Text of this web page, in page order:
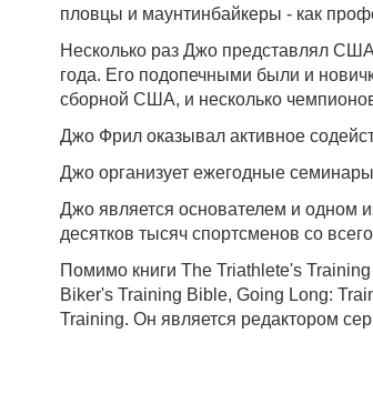
пловцы и маунтинбайкеры - как
Несколько раз Джо представлял
года. Его подопечными были и
сборной США, и несколько
Джо Фрил оказывал активное
Джо организует ежегодные
Джо является основателем и одном
десятков тысяч спортсменов со
Помимо книги The Triathlete's
Biker's Training Bible, Going Long:
Training. Он является редактором